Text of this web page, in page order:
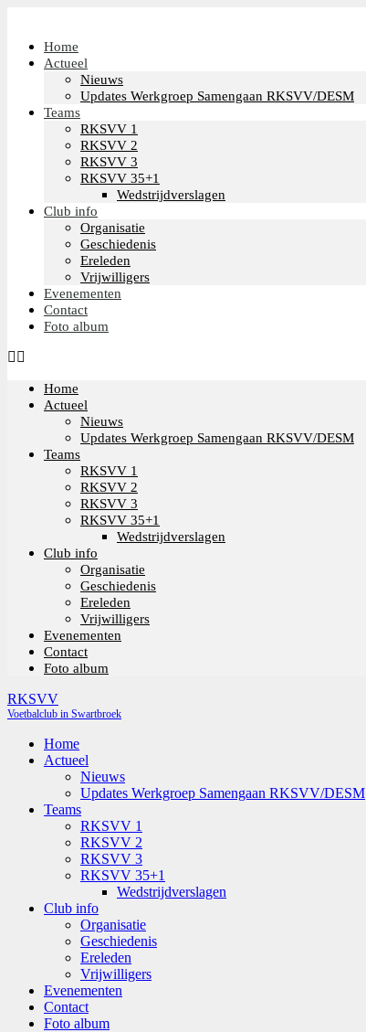
Home
Actueel
Nieuws
Updates Werkgroep Samengaan RKSVV/DESM
Teams
RKSVV 1
RKSVV 2
RKSVV 3
RKSVV 35+1
Wedstrijdverslagen
Club info
Organisatie
Geschiedenis
Ereleden
Vrijwilligers
Evenementen
Contact
Foto album
Home
Actueel
Nieuws
Updates Werkgroep Samengaan RKSVV/DESM
Teams
RKSVV 1
RKSVV 2
RKSVV 3
RKSVV 35+1
Wedstrijdverslagen
Club info
Organisatie
Geschiedenis
Ereleden
Vrijwilligers
Evenementen
Contact
Foto album
RKSVV
Voetbalclub in Swartbroek
Home
Actueel
Nieuws
Updates Werkgroep Samengaan RKSVV/DESM
Teams
RKSVV 1
RKSVV 2
RKSVV 3
RKSVV 35+1
Wedstrijdverslagen
Club info
Organisatie
Geschiedenis
Ereleden
Vrijwilligers
Evenementen
Contact
Foto album